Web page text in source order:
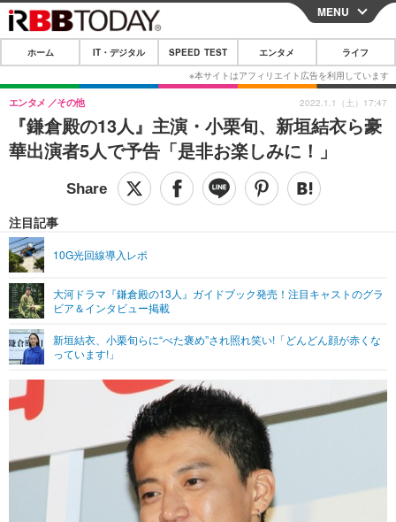
CLOSE
ホーム
IT・デジタル
IT・デジタルTOP スマートフォン
ショッピング その他
SPEED TEST
エンタメTOP 映画・ドラマ
グラビア
ショッピング その他
ライフTOP
その他
リリース一覧
プッシュ通知の停止方法
MENU
ホーム IT・デジタル SPEED TEST エンタメ ライフ
『鎌倉殿の13人』主演・小栗旬、新垣結衣ら豪
華出演者5人で予告「是非お楽しみに！」
エンタメ その他
注目記事
10G光回線導入レポ
大河ドラマ『鎌倉殿の13人』ガイドブック発売！注目キャストのグラ
ビア＆インタビュー掲載
新垣結衣、小栗旬らに“べた褒め”され照れ笑い!「どんどん顔が赤くな
っています!」
2022.1.1（土）17:47